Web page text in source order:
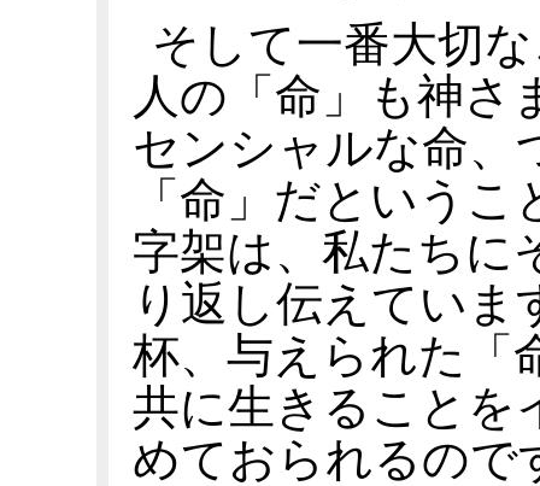
そして一番大切
人の「命」も神さ
センシャルな命、
「命」だという
字架は、私たちに
り返し伝えていま
杯、与えられた「
共に生きることを
めておられるので